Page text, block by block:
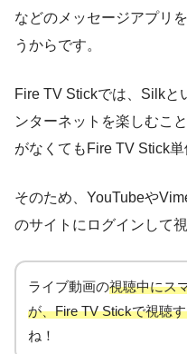
などのメッセージアプリ
うからです。
Fire TV Stickでは、Silkと
ンターネットを楽しむこ
がなくてもFire TV Stick単
そのため、YouTubeや
のサイトにログインして
ライブ動画の視聴中にス
が、Fire TV Stickで視聴
ね！